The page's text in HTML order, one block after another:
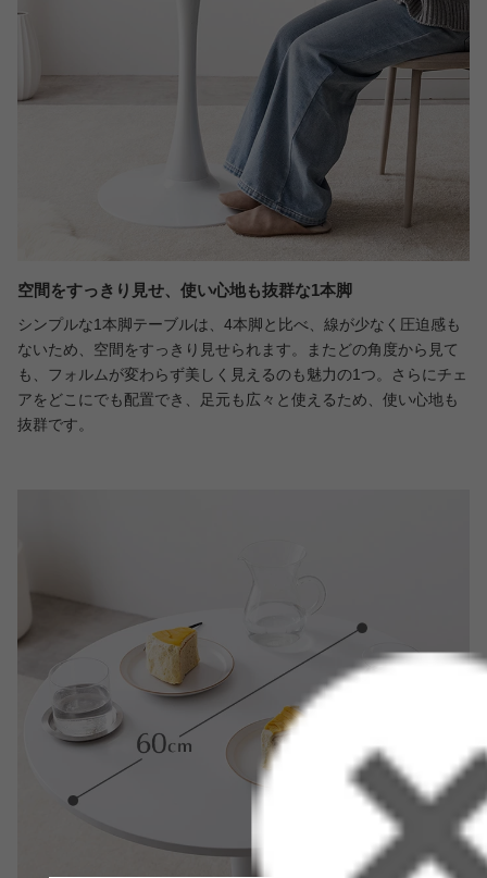
空間をすっきり見せ、使い心地も抜群な1本脚
シンプルな1本脚テーブルは、4本脚と比べ、線が少なく圧迫感も
ないため、空間をすっきり見せられます。またどの角度から見て
も、フォルムが変わらず美しく見えるのも魅力の1つ。さらにチェ
アをどこにでも配置でき、足元も広々と使えるため、使い心地も
抜群です。